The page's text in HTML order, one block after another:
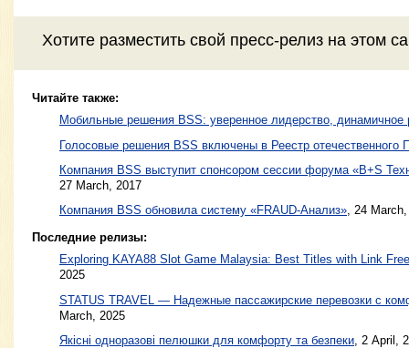
Хотите разместить свой пресс-релиз на этом
Читайте также:
Мобильные решения BSS: уверенное лидерство, динамичное
Голосовые решения BSS включены в Реестр отечественного
Компания BSS выступит спонсором сессии форума «B+S
27 March, 2017
Компания BSS обновила систему «FRAUD-Анализ» 24
Последние релизы:
Exploring KAYA88 Slot Game Malaysia: Best Titles with Link
2025
STATUS TRAVEL — Надежные пассажирские перевозки с
March, 2025
Якісні одноразові пелюшки для комфорту та безпеки , 2 April,